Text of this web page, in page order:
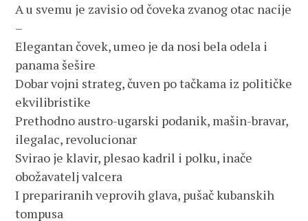
A u svemu je zavisio od čoveka zvanog otac nacije
–
Elegantan čovek, umeo je da nosi bela odela i
panama šešire
Dobar vojni strateg, čuven po tačkama iz političke
ekvilibristike
Prethodno austro-ugarski podanik, mašin-bravar,
ilegalac, revolucionar
Svirao je klavir, plesao kadril i polku, inače
obožavatelj valcera
I prepariranih veprovih glava, pušač kubanskih
tompusa